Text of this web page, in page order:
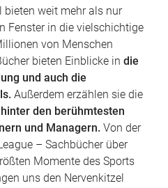
bieten weit mehr als nur
Fenster in die vielschichtige
von Menschen
bieten Einblicke in die
und auch die
Außerdem erzählen sie die
den berühmtesten
und Managern. Von der
– Sachbücher über
Momente des Sports
uns den Nervenkitzel